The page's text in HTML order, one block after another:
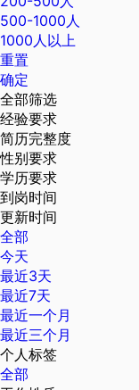
500-1000人
1000人以上
重置
确定
全部筛选
经验要求
简历完整度
性别要求
学历要求
到岗时间
更新时间
全部
今天
最近3天
最近7天
最近一个月
最近三个月
个人标签
全部